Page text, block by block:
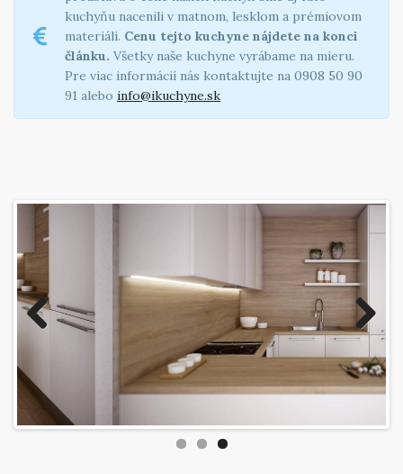
kuchyňu nacenili v matnom, lesklom a prémiovom
materiáli. Cenu tejto kuchyne nájdete na konci
článku. Všetky naše kuchyne vyrábame na mieru.
Pre viac informácií nás kontaktujte na 0908 50 90
91 alebo info@ikuchyne.sk
Next